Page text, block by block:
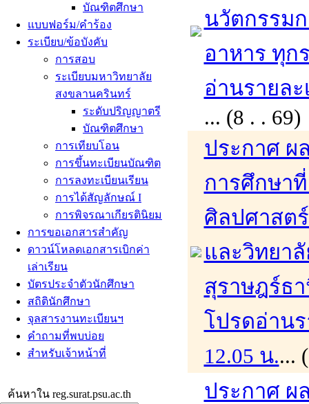
บัณฑิตศึกษา
แบบฟอร์ม/คำร้อง
ระเบียบ/ข้อบังคับ
การสอบ
ระเบียบมหาวิทยาลัย
สงขลานครินทร์
ระดับปริญญาตรี
บัณฑิตศึกษา
การเทียบโอน
การขึ้นทะเบียนบัณฑิต
การลงทะเบียนเรียน
การได้สัญลักษณ์ I
การพิจรณาเกียรตินิยม
การขอเอกสารสำคัญ
ดาวน์โหลดเอกสารเบิกค่า
เล่าเรียน
บัตรประจำตัวนักศึกษา
สถิตินักศึกษา
จุลสารงานทะเบียนฯ
คำถามที่พบบ่อย
สำหรับเจ้าหน้าที่
ค้นหาใน reg.surat.psu.ac.th
นวัตกรรม
อาหาร ทุก
อ่านรายละ
... (8 . .
ประกาศ ผ
การศึกษา
ศิลปศาสต
และวิทยา
สุราษฎร์ธ
โปรดอ่านร
12.05 น....
ประกาศ ผ